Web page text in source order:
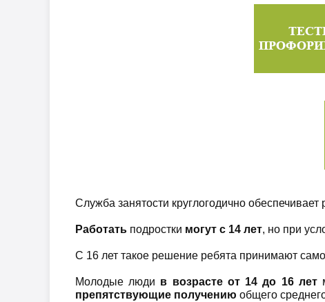
Служба занятости круглогодично
Работать подростки могут с 14 лет, но при
С 16 лет такое решение ребята принимают
Молодые люди в возрасте от 14 до 16 лет
препятствующие получению общего